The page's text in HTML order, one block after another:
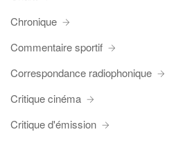
Chronique
Commentaire sportif
Correspondance radiophonique
Critique cinéma
Critique d'émission